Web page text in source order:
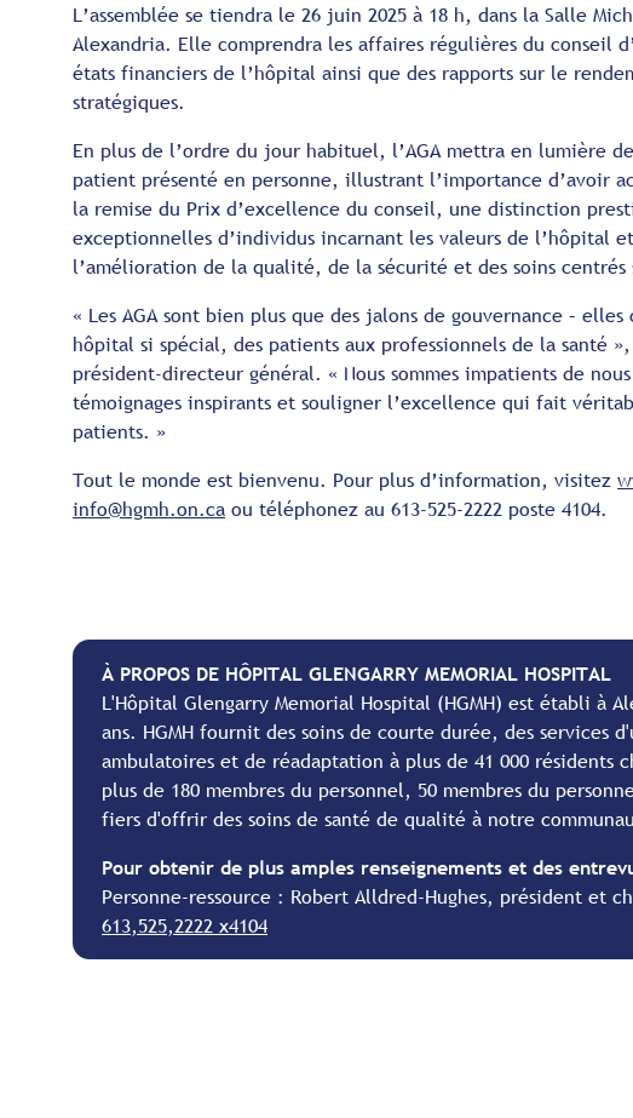
L’assemblée se tiendra le 26 juin 2025 à 18 h, dans la Salle
Alexandria. Elle comprendra les affaires régulières du conseil
états financiers de l’hôpital ainsi que des rapports sur le
stratégiques.
En plus de l’ordre du jour habituel, l’AGA mettra en lumière
patient présenté en personne, illustrant l’importance d’avoir
la remise du Prix d’excellence du conseil, une distinction
exceptionnelles d’individus incarnant les valeurs de l’hôpital
l’amélioration de la qualité, de la sécurité et des soins
« Les AGA sont bien plus que des jalons de gouvernance –
hôpital si spécial, des patients aux professionnels de la santé
président-directeur général. « Nous sommes impatients de
témoignages inspirants et souligner l’excellence qui fait
patients. »
Tout le monde est bienvenu. Pour plus d’information, visitez
info@hgmh.on.ca ou téléphonez au 613-525-2222 poste 4104.
À PROPOS DE HÔPITAL GLENGARRY MEMORIAL HOSPITAL
L'Hôpital Glengarry Memorial Hospital (HGMH) est établi à
ans. HGMH fournit des soins de courte durée, des services
ambulatoires et de réadaptation à plus de 41 000 résidents
plus de 180 membres du personnel, 50 membres du
fiers d'offrir des soins de santé de qualité à notre
Pour obtenir de plus amples renseignements et des
Personne-ressource : Robert Alldred-Hughes, président et
613,525,2222 x4104